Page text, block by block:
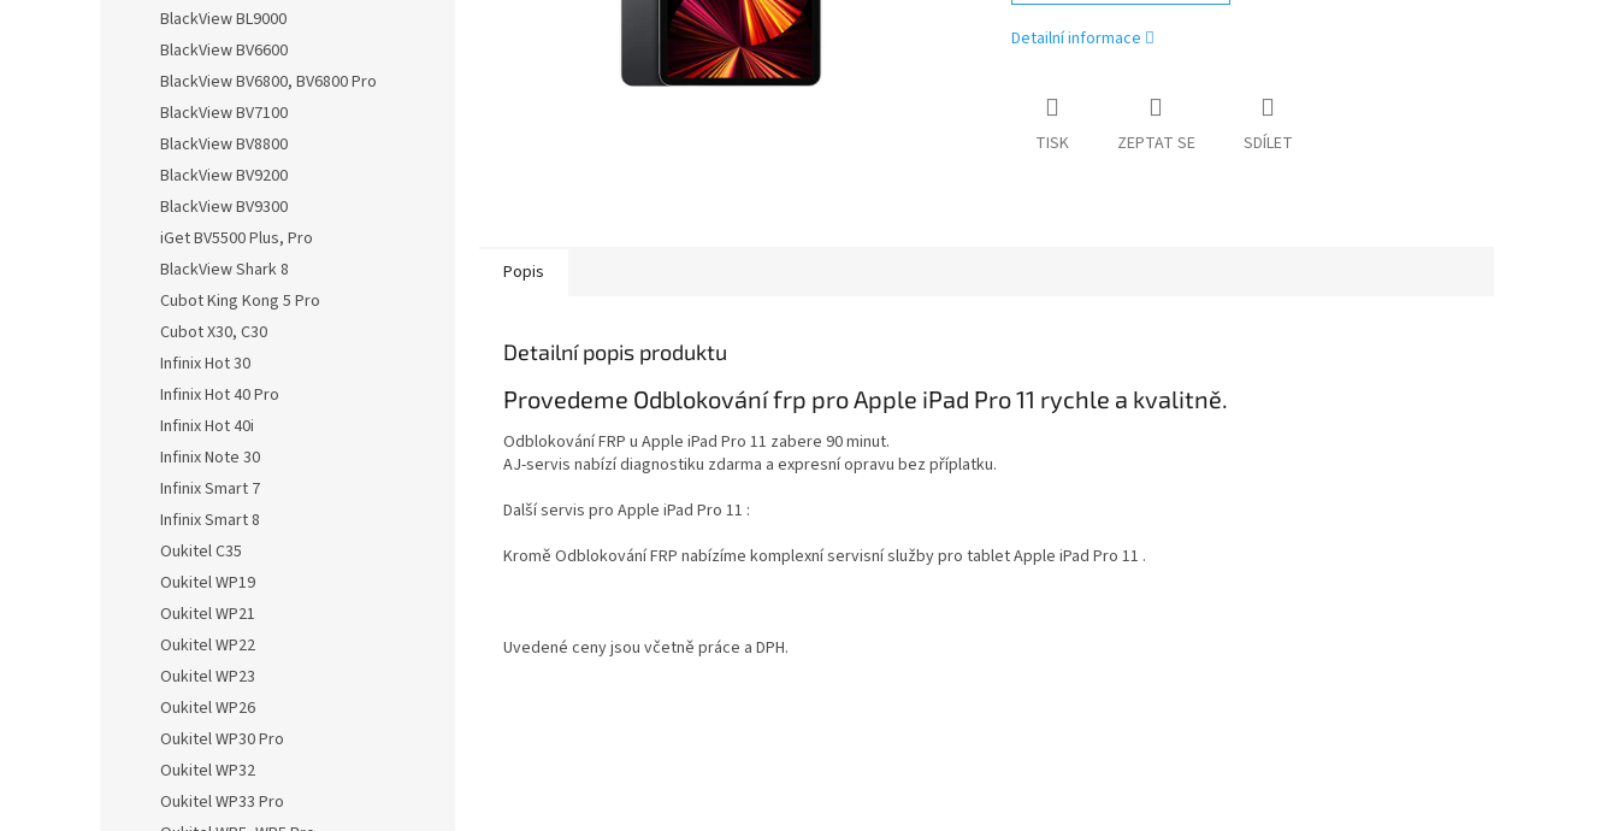
BlackView BL9000
BlackView BV6600
BlackView BV6800, BV6800 Pro
BlackView BV7100
BlackView BV8800
BlackView BV9200
BlackView BV9300
iGet BV5500 Plus, Pro
BlackView Shark 8
Cubot King Kong 5 Pro
Cubot X30, C30
Infinix Hot 30
Infinix Hot 40 Pro
Infinix Hot 40i
Infinix Note 30
Infinix Smart 7
Infinix Smart 8
Oukitel C35
Oukitel WP19
Oukitel WP21
Oukitel WP22
Oukitel WP23
Oukitel WP26
Oukitel WP30 Pro
Oukitel WP32
Oukitel WP33 Pro
Detailní informace
TISK ZEPTAT SE SDÍLET
Popis
Detailní popis produktu
Provedeme Odblokování frp pro Apple iPad Pro 11 rychle a kvalitně.
Odblokování FRP u Apple iPad Pro 11 zabere 90 minut.
AJ-servis nabízí diagnostiku zdarma a expresní opravu bez příplatku.
Další servis pro Apple iPad Pro 11 :
Kromě Odblokování FRP nabízíme komplexní servisní služby pro tablet Apple iPad Pro 11 .
Uvedené ceny jsou včetně práce a DPH.